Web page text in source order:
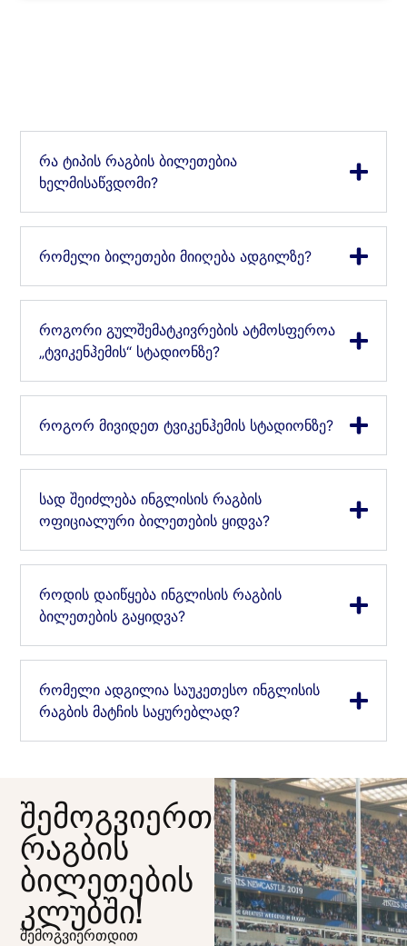
რა ტიპის რაგბის ბილეთებია
ხელმისაწვდომი?
რომელი ბილეთები მიიღება ადგილზე?
როგორი გულშემატკივრების ატმოსფეროა
„ტვიკენჰემის“ სტადიონზე?
როგორ მივიდეთ ტვიკენჰემის სტადიონზე?
სად შეიძლება ინგლისის რაგბის
ოფიციალური ბილეთების ყიდვა?
როდის დაიწყება ინგლისის რაგბის
ბილეთების გაყიდვა?
რომელი ადგილია საუკეთესო ინგლისის
რაგბის მატჩის საყურებლად?
შემოგვიერთდით
რაგბის
ბილეთების
კლუბში!
შემოგვიერთდით